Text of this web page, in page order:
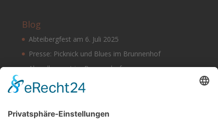
Blog
Abteibergfest am 6. Juli 2025
Presse: Picknick und Blues im Brunnenhof
Abendkonzert im Brunnenhof
Musik im Brunnenhof – Jetzt Samstag den 14.
September
Einladung zur Veranstaltung am Tag des offenen